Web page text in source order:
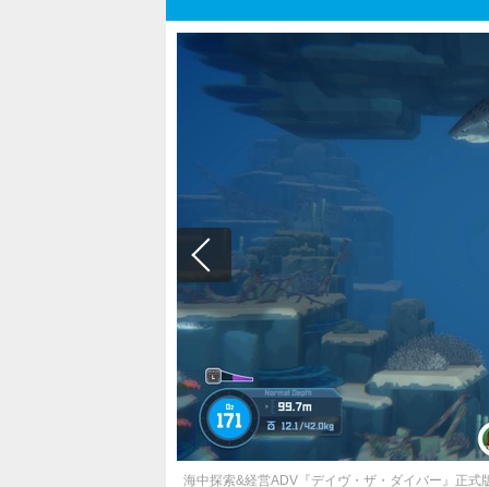
海中探索&経営ADV『デイヴ・ザ・ダイバー』正